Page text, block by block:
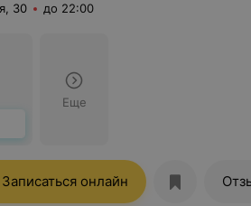
30 до 22:00
Еще
Записаться онлайн